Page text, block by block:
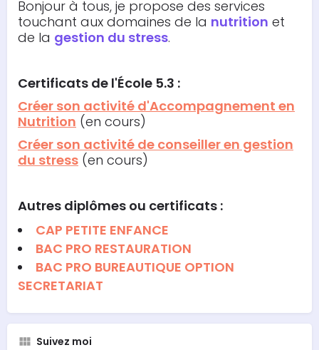
Bonjour à tous, je propose des services
touchant aux domaines de la nutrition et
de la gestion du stress.
Certificats de l'École 5.3 :
Créer son activité d'Accompagnement en
Nutrition (en cours)
Créer son activité de conseiller en gestion
du stress (en cours)
Autres diplômes ou certificats :
CAP PETITE ENFANCE
BAC PRO RESTAURATION
BAC PRO BUREAUTIQUE OPTION
SECRETARIAT
Suivez moi